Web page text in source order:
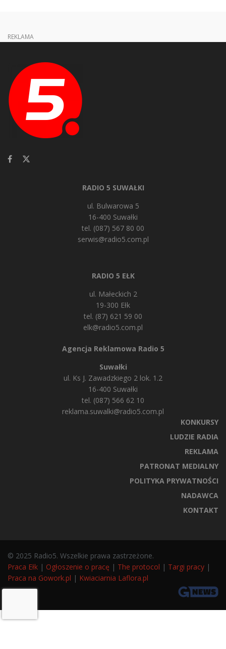
REKLAMA
RADIO 5 SUWAŁKI
ul. Bulwarowa 5
16-400 Suwałki
tel. (087) 567 80 00
serwis@radio5.com.pl
RADIO 5 EŁK
ul. Małeckich 2
19-300 Ełk
tel. (87) 621 59 00
elk@radio5.com.pl
Agencja Reklamowa Radio 5
Suwałki
ul. Ks J. Zawadzkiego 2 lok. 1.2
16-400 Suwałki
tel. (087) 566 62 10
reklama.suwalki@radio5.com.pl
KONKURSY
LUDZIE RADIA
REKLAMA
PATRONAT MEDIALNY
POLITYKA PRYWATNOŚCI
NADAWCA
KONTAKT
© 2025 Radio5. Wszelkie prawa zastrzeżone.
Praca Ełk | Ogłoszenie o pracę | The protocol | Targi pracy |
Praca na Gowork.pl | Kwiaciarnia Laflora.pl